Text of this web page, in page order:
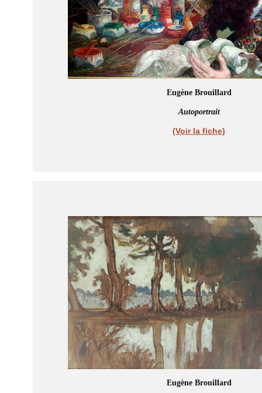
Eugène Brouillard
Autoportrait
(Voir la fiche)
Eugène Brouillard